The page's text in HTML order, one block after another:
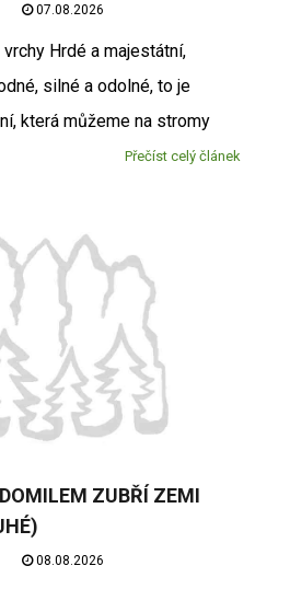
07.08.2026
Hrdé a majestátní,
silné a odolné, to je
která můžeme na stromy
Přečíst celý článek
ZUBŘÍ ZEMI
08.08.2026